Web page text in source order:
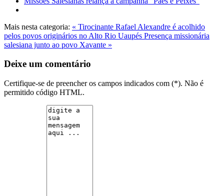
Mais nesta categoria: « Tirocinante Rafael Alexandre é acolhido
pelos povos originários no Alto Rio Uaupés Presença missionária
salesiana junto ao povo Xavante »
Deixe um comentário
Certifique-se de preencher os campos indicados com (*). Não é
permitido código HTML.